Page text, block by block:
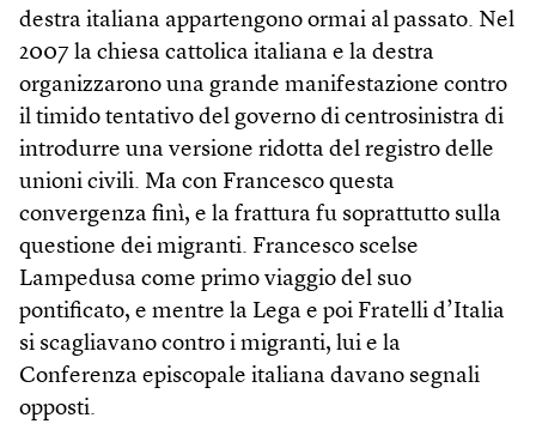
destra italiana appartengono ormai al passato. Nel
2007 la chiesa cattolica italiana e la destra
organizzarono una grande manifestazione contro
il timido tentativo del governo di centrosinistra di
introdurre una versione ridotta del registro delle
unioni civili. Ma con Francesco questa
convergenza finì, e la frattura fu soprattutto sulla
questione dei migranti. Francesco scelse
Lampedusa come primo viaggio del suo
pontificato, e mentre la Lega e poi Fratelli d’Italia
si scagliavano contro i migranti, lui e la
Conferenza episcopale italiana davano segnali
opposti.